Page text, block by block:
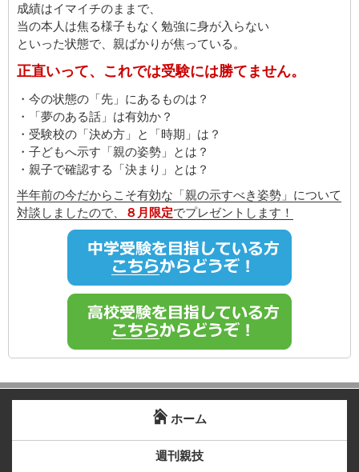
成績はイマイチのままで、
当の本人は焦る様子もなく勉強に身が入らない
といった状態で、親ばかりが焦っている。
正直いって、これでは受験には勝てません。
・今の状態の「先」にあるものは？
・「夢のある話」は有効か？
・受験校の「決め方」と「時期」は？
・子どもへ示す「親の姿勢」とは？
・親子で確認する「決まり」とは？
半年前の今だからこそ有効な「親の示すべき姿勢」について
対談しましたので、
８月限定でプレゼントします！
ホーム
週刊親技